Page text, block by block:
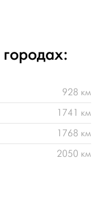
928 км
1741 км
1768 км
2050 км